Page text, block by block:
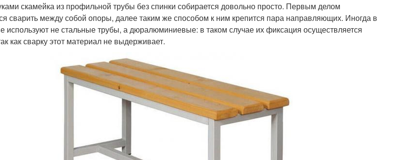
скамейка из профильной трубы без спинки собирается довольно просто. Первым делом
сварить между собой опоры, далее таким же способом к ним крепится пара направляющих. Иногда в
используют не стальные трубы, а дюралюминиевые: в таком случае их фиксация осуществляется
как сварку этот материал не выдерживает.